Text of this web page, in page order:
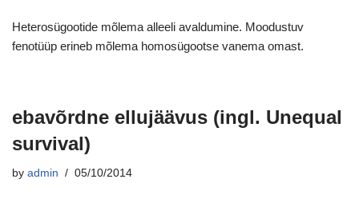
Heterosügootide mõlema alleeli avaldumine. Moodustuv
fenotüüp erineb mõlema homosügootse vanema omast.
ebavõrdne ellujäävus (ingl. Unequal
survival)
by admin 05/10/2014